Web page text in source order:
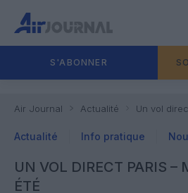
S'ABONNER
Air Journal Actualité Un vol
Actualité Info pratique
UN VOL DIRECT PARIS –
ÉTÉ